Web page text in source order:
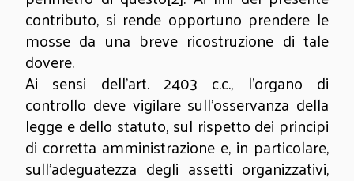
contributo, si rende opportuno prendere le
mosse da una breve ricostruzione di tale
dovere.
Ai sensi dell’art. 2403 c.c., l’organo di
controllo deve vigilare sull’osservanza della
legge e dello statuto, sul rispetto dei principi
di corretta amministrazione e, in particolare,
sull’adeguatezza degli assetti organizzativi,